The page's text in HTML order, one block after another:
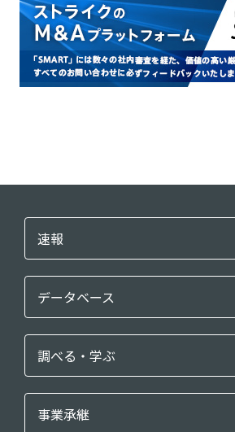
速報
データベース
調べる・学ぶ
事業承継